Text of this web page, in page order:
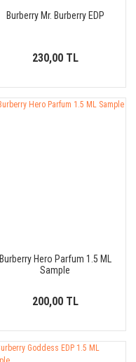
Burberry Mr. Burberry EDP
230,00 TL
Burberry Hero Parfum 1.5 ML
Sample
200,00 TL